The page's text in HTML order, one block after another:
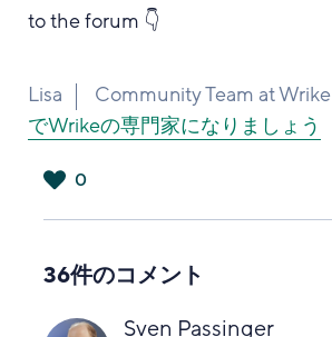
to the forum 👇
Lisa Community Team at Wrike
でWrikeの専門家になりましょう
0
36件のコメント
Sven Passinger